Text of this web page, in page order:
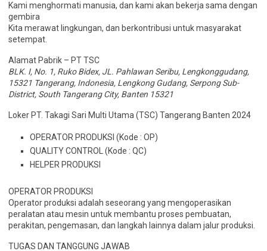
Kami menghormati manusia, dan kami akan bekerja sama dengan
gembira
Kita merawat lingkungan, dan berkontribusi untuk masyarakat
setempat.
Alamat Pabrik – PT TSC
BLK. I, No. 1, Ruko Bidex, JL. Pahlawan Seribu, Lengkonggudang,
15321 Tangerang, Indonesia, Lengkong Gudang, Serpong Sub-
District, South Tangerang City, Banten 15321
Loker PT. Takagi Sari Multi Utama (TSC) Tangerang Banten 2024
OPERATOR PRODUKSI (Kode : OP)
QUALITY CONTROL (Kode : QC)
HELPER PRODUKSI
OPERATOR PRODUKSI
Operator produksi adalah seseorang yang mengoperasikan
peralatan atau mesin untuk membantu proses pembuatan,
perakitan, pengemasan, dan langkah lainnya dalam jalur produksi.
TUGAS DAN TANGGUNG JAWAB